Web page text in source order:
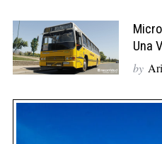
Una
by